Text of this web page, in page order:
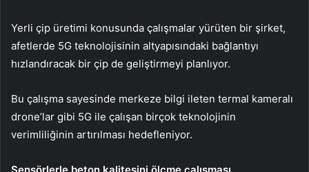
Yerli çip üretimi konusunda çalışmalar yürüten bir şirket,
afetlerde 5G teknolojisinin altyapısındaki bağlantıyı
hızlandıracak bir çip de geliştirmeyi planlıyor.
Bu çalışma sayesinde merkeze bilgi ileten termal kameralı
drone’lar gibi 5G ile çalışan birçok teknolojinin
verimliliğinin artırılması hedefleniyor.
Sensörlerle beton kalitesini ölçme çalışması